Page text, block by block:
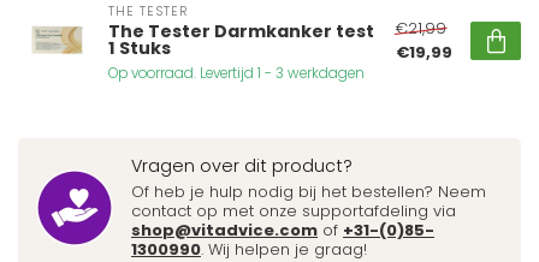
THE TESTER
The Tester Darmkanker test
1 Stuks
Op voorraad. Levertijd 1 - 3 werkdagen
€21,99
€19,99
Vragen over dit product?
Of heb je hulp nodig bij het bestellen? Neem
contact op met onze supportafdeling via
shop@vitadvice.com of +31-(0)85-
1300990. Wij helpen je graag!